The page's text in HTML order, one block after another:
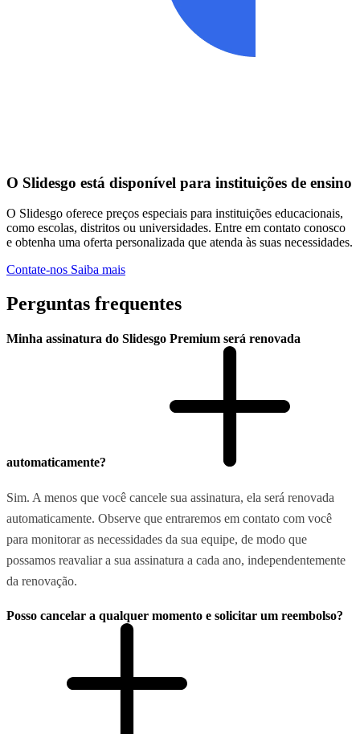
O Slidesgo está disponível para instituições de ensino
O Slidesgo oferece preços especiais para instituições educacionais,
como escolas, distritos ou universidades. Entre em contato conosco
e obtenha uma oferta personalizada que atenda às suas necessidades.
Contate-nos Saiba mais
Perguntas frequentes
Minha assinatura do Slidesgo Premium será renovada
automaticamente?
Sim. A menos que você cancele sua assinatura, ela será renovada
automaticamente. Observe que entraremos em contato com você
para monitorar as necessidades da sua equipe, de modo que
possamos reavaliar a sua assinatura a cada ano, independentemente
da renovação.
Posso cancelar a qualquer momento e solicitar um reembolso?